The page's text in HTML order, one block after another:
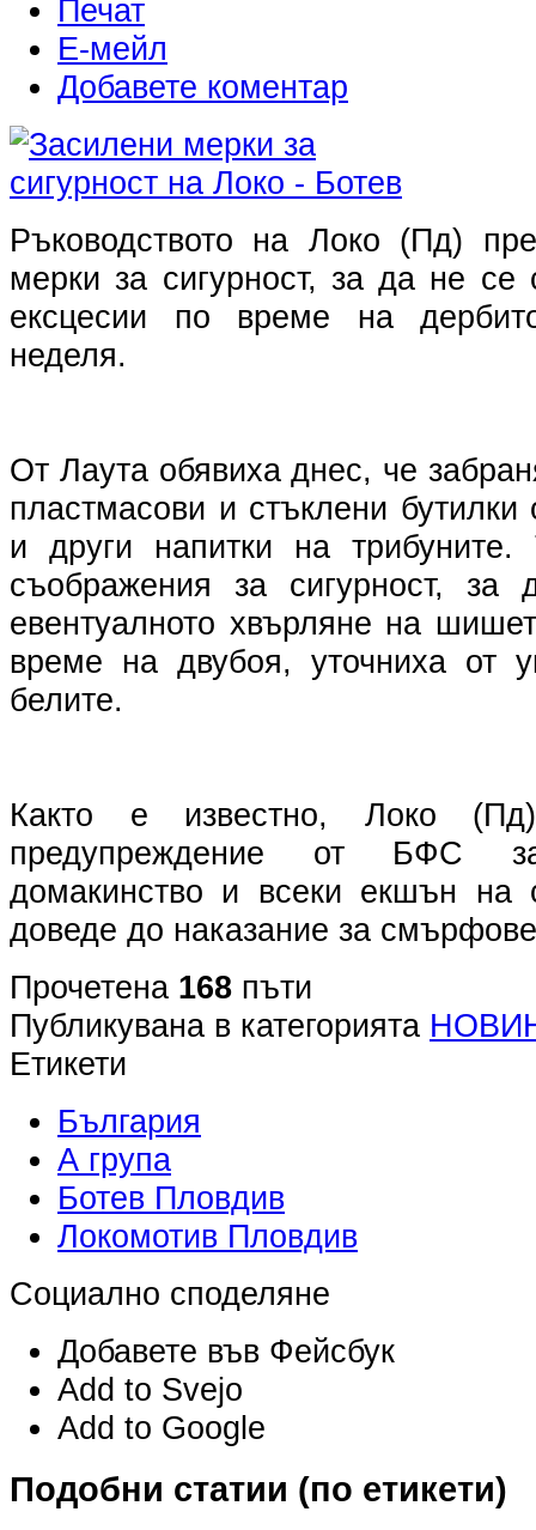
Печат
Е-мейл
Добавете коментар
Ръководството на Локо (Пд)
мерки за сигурност, за да не се
ексцесии по време на
неделя.
От Лаута обявиха днес, че
пластмасови и стъклени
и други напитки на
съображения за сигурност, за
евентуалното хвърляне на
време на двубоя, уточниха от
белите.
Както е известно, Локо
предупреждение от БФС
домакинство и всеки екшън на
доведе до наказание за
Прочетена 168 пъти
Публикувана в категорията
Етикети
България
А група
Ботев Пловдив
Локомотив Пловдив
Социално споделяне
Добавете във Фейсбук
Add to Svejo
Add to Google
Подобни статии (по етикети)